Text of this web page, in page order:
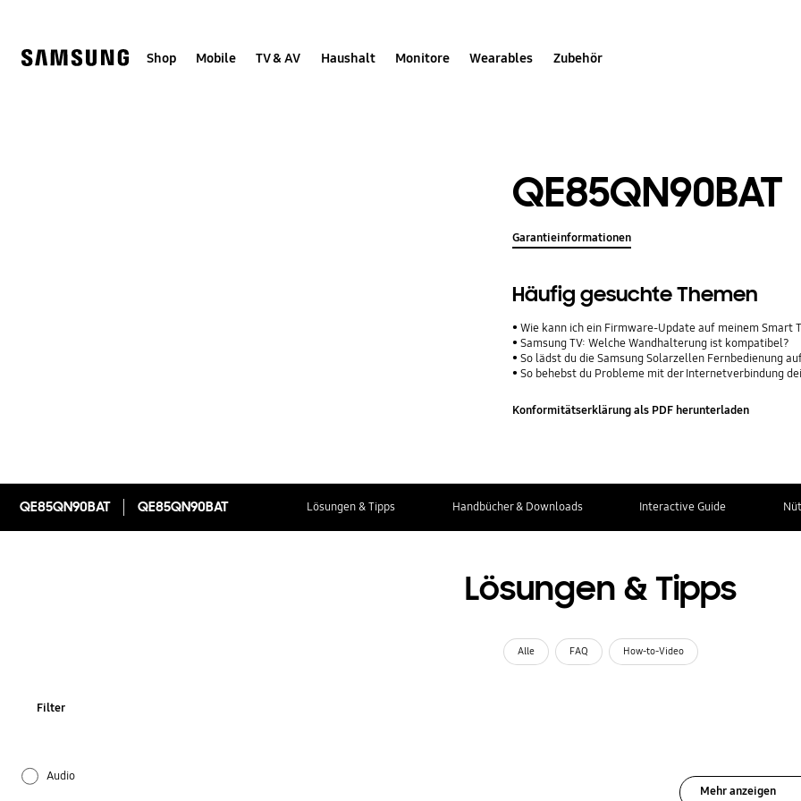
help
Shop Mobile TV & AV Haushalt Monitore Wearables Zubehör
QE85QN90BAT
Garantieinformationen
Häufig gesuchte Themen
Wie kann ich ein Firmware-Update auf meinem Smart
Samsung TV: Welche Wandhalterung ist kompatibel?
So lädst du die Samsung Solarzellen Fernbedienung
So behebst du Probleme mit der Internetverbindung
Konformitätserklärung als PDF herunterladen
QE85QN90BAT QE85QN90BAT Lösungen & Tipps Handbücher & Downloads Interactive Guide
Lösungen & Tipps
Alle FAQ How-to-Video
Filter
Audio
Mehr anzeigen